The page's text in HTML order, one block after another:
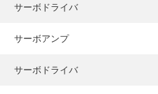
サーボドライバ
サーボアンプ
サーボドライバ